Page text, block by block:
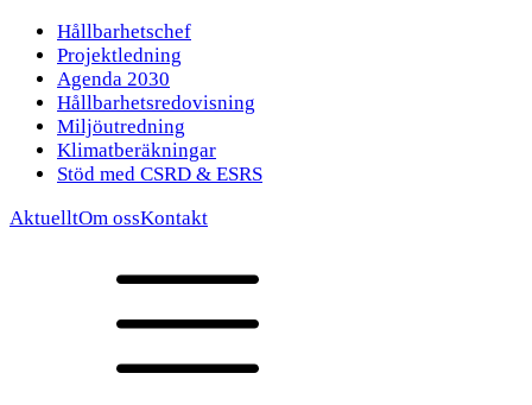
Hållbarhetschef
Projektledning
Agenda 2030
Hållbarhetsredovisning
Miljöutredning
Klimatberäkningar
Stöd med CSRD & ESRS
AktuelltOm ossKontakt